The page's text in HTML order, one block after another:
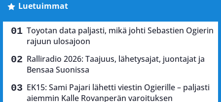
Luetuimmat
Toyotan data paljasti, mikä johti Sebastien Ogierin
rajuun ulosajoon
Ralliradio 2026: Taajuus, lähetysajat, juontajat ja
Bensaa Suonissa
EK15: Sami Pajari lähetti viestin Ogierille – paljasti
aiemmin Kalle Rovanperän varoituksen